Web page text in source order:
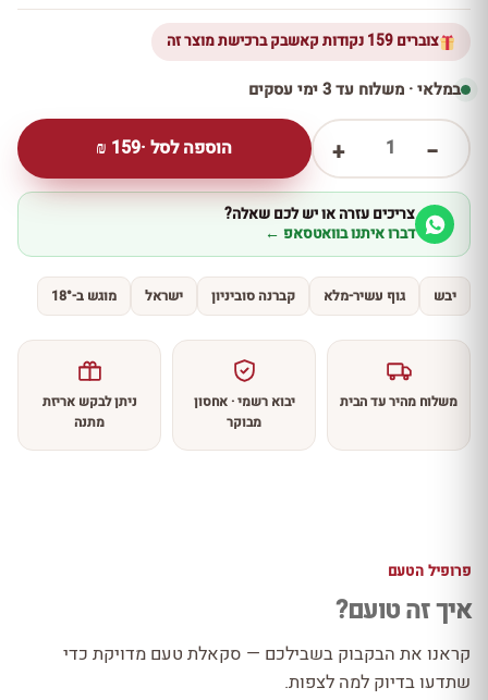
צוברים 159 נקודות קאשבק ברכישת מוצר זה
במלאי · משלוח עד 3 ימי עסקים
−
1
+ הוספה לסל ·159
₪
צריכים עזרה או יש לכם שאלה?
דברו איתנו בוואטסאפ ←
יבש גוף עשיר-מלא קברנה סוביניון ישראל מוגש ב-18°
משלוח מהיר עד הבית
יבוא רשמי · אחסון
מבוקר
ניתן לבקש אריזת
מתנה
פרופיל הטעם
איך זה טועם?
קראנו את הבקבוק בשבילכם — סקאלת טעם מדויקת כדי
שתדעו בדיוק למה לצפות.